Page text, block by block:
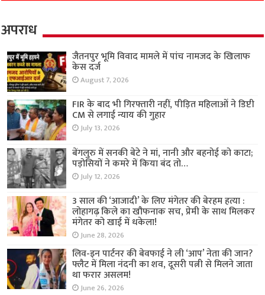
अपराध
जैतनपुर भूमि विवाद मामले में पांच नामजद के खिलाफ
केस दर्ज
August 7, 2026
FIR के बाद भी गिरफ्तारी नहीं, पीड़ित महिलाओं ने डिप्टी
CM से लगाई न्याय की गुहार
July 13, 2026
बेंगलुरु में सनकी बेटे ने मां, नानी और बहनोई को काटा;
पड़ोसियों ने कमरे में किया बंद तो…
July 12, 2026
3 साल की ‘आजादी’ के लिए मंगेतर की बेरहम हत्या :
लोहागढ़ किले का खौफनाक सच, प्रेमी के साथ मिलकर
मंगेतर को खाई में धकेला!
June 28, 2026
लिव-इन पार्टनर की बेवफाई ने ली ‘आप’ नेता की जान?
फ्लैट में मिला नंदनी का शव, दूसरी पत्नी से मिलने जाता
था फरार असलम!
June 26, 2026